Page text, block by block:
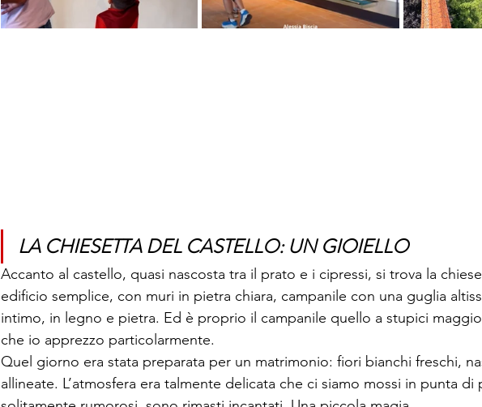
LA CHIESETTA DEL CASTELLO: UN GIOIELLO
Accanto al castello, quasi nascosta tra il prato e i cipressi, si trova la
edificio semplice, con muri in pietra chiara, campanile con una guglia
intimo, in legno e pietra. Ed è proprio il campanile quello a stupici
che io apprezzo particolarmente.
Quel giorno era stata preparata per un matrimonio: fiori bianchi freschi,
allineate. L’atmosfera era talmente delicata che ci siamo mossi in punta